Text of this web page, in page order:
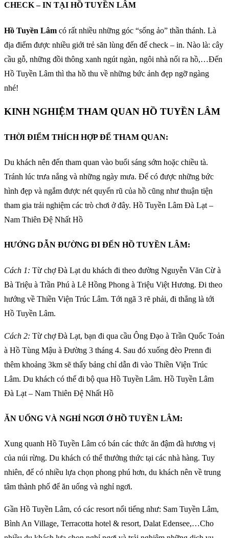
CHECK – IN TẠI HỒ TUYỀN LÂM
Hồ Tuyền Lâm có rất nhiều những góc “sống ảo” thần thánh. Là
địa điểm được nhiều giới trẻ săn lùng đến để check – in. Nào là: cây
cầu gỗ, những đồi thông xanh ngút ngàn, ngôi nhà nối ra hồ,…Đến
Hồ Tuyền Lâm thì tha hồ thu về những bức ảnh đẹp ngỡ ngàng
nhé!
KINH NGHIỆM THAM QUAN HỒ TUYỀN LÂM
THỜI ĐIỂM THÍCH HỢP ĐỂ THAM QUAN:
Du khách nên đến tham quan vào buổi sáng sớm hoặc chiều tà.
Tránh lúc trưa nắng và những ngày mưa. Để có được những bức
hình đẹp và ngắm được nét quyến rũ của hồ cũng như thuận tiện
tham gia trải nghiệm các trò chơi ở đây. Hồ Tuyền Lâm Đà Lạt –
Nam Thiên Đệ Nhất Hồ
HƯỚNG DẪN ĐƯỜNG ĐI ĐẾN HỒ TUYỀN LÂM:
Cách 1: Từ chợ Đà Lạt du khách đi theo đường Nguyễn Văn Cừ à
Bà Triệu à Trần Phú à Lê Hồng Phong à Triệu Việt Hương. Đi theo
hướng về Thiền Viện Trúc Lâm. Tới ngã 3 rẽ phải, đi thẳng là tới
Hồ Tuyền Lâm.
Cách 2: Từ chợ Đà Lạt, bạn đi qua cầu Ông Đạo à Trần Quốc Toản
à Hồ Tùng Mậu à Đường 3 tháng 4. Sau đó xuống đèo Prenn đi
thêm khoảng 3km sẽ thấy bảng chỉ dẫn đi vào Thiền Viện Trúc
Lâm. Du khách có thể đi bộ qua Hồ Tuyền Lâm. Hồ Tuyền Lâm
Đà Lạt – Nam Thiên Đệ Nhất Hồ
ĂN UỐNG VÀ NGHỈ NGƠI Ở HỒ TUYỀN LÂM:
Xung quanh Hồ Tuyền Lâm có bán các thức ăn đậm đà hương vị
của núi rừng. Du khách có thể thưởng thức tại các nhà hàng. Tuy
nhiên, để có nhiều lựa chọn phong phú hơn, du khách nên về trung
tâm thành phố để ăn uống và nghỉ ngơi.
Gần Hồ Tuyền Lâm, có các resort nổi tiếng như: Sam Tuyền Lâm,
Bình An Village, Terracotta hotel & resort, Dalat Edensee,…Cho